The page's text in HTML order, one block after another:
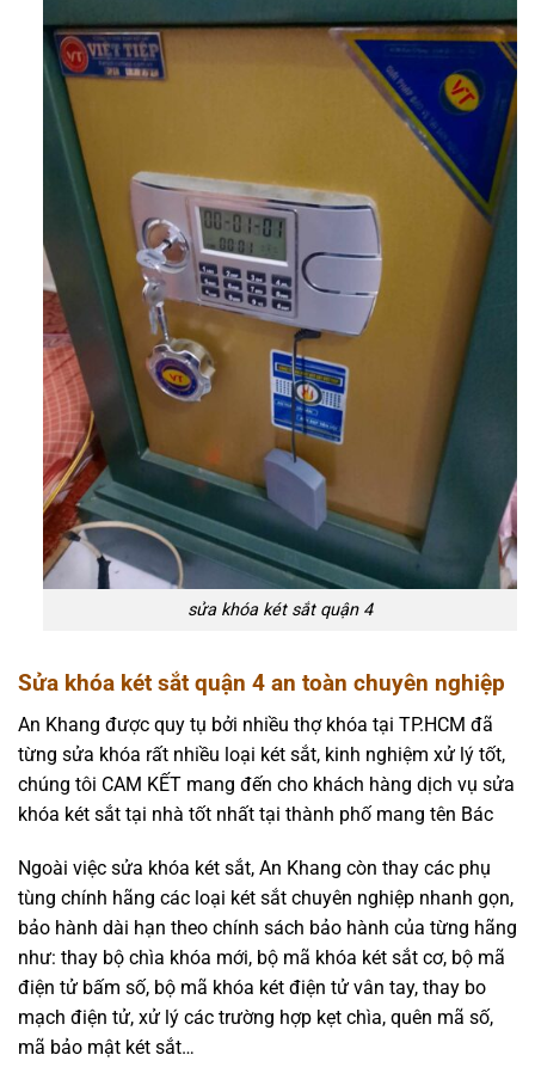
sửa khóa két sắt quận 4
Sửa khóa két sắt quận 4 an toàn chuyên nghiệp
An Khang được quy tụ bởi nhiều thợ khóa tại TP.HCM đã
từng sửa khóa rất nhiều loại két sắt, kinh nghiệm xử lý tốt,
chúng tôi CAM KẾT mang đến cho khách hàng dịch vụ sửa
khóa két sắt tại nhà tốt nhất tại thành phố mang tên Bác
Ngoài việc sửa khóa két sắt, An Khang còn thay các phụ
tùng chính hãng các loại két sắt chuyên nghiệp nhanh gọn,
bảo hành dài hạn theo chính sách bảo hành của từng hãng
như: thay bộ chìa khóa mới, bộ mã khóa két sắt cơ, bộ mã
điện tử bấm số, bộ mã khóa két điện tử vân tay, thay bo
mạch điện tử, xử lý các trường hợp kẹt chìa, quên mã số,
mã bảo mật két sắt…